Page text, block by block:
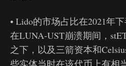
• Lido的市场占比在2021年
在LUNA-UST崩溃期间，
之下，以及三箭资本和
些实体当时在该代币上有相